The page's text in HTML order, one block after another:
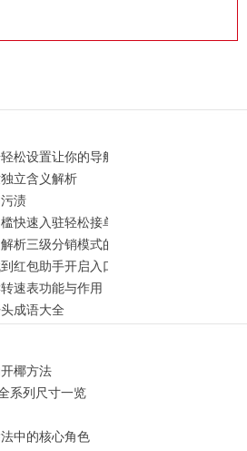
松设置让你的导航充满欢乐
立含义解析
渍
快速入驻轻松接单
析三级分销模式的法律边界与合规要点
红包助手开启入口
速表功能与作用
成语大全
椰方法
系列尺寸一览
中的核心角色